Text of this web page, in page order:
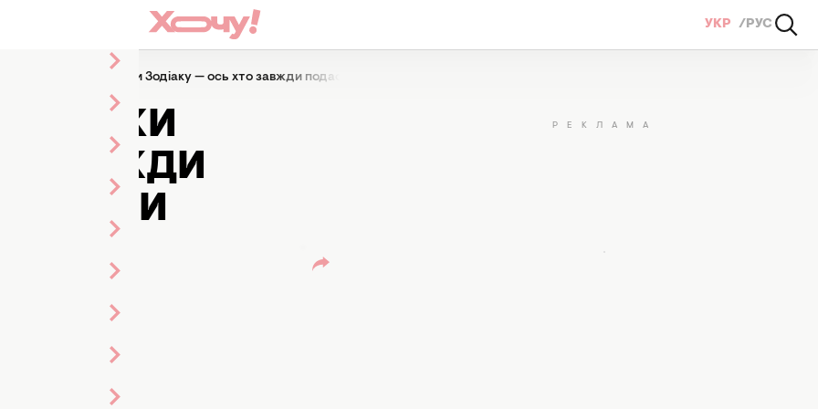
УКР РУС
Наймилосердніші знаки Зодіаку — ось хто завжди подасть руку допомоги
ЗНАКИ
ЗАВЖДИ